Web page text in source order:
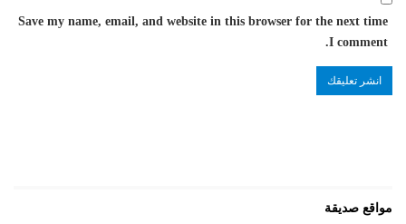
Save my name, email, and website in this browser for the next time
I comment.
مواقع صديقة